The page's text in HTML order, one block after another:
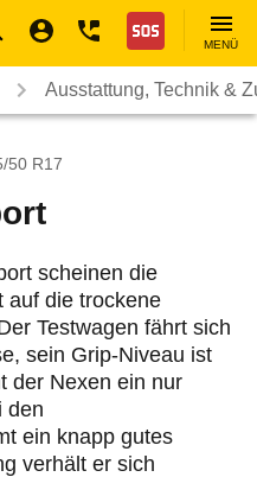
Nothilfe
MENÜ
Ausstattung, Technik &
50 R17
scheinen die
auf die trockene
Testwagen fährt sich
sein Grip-Niveau ist
der Nexen ein nur
den
ein knapp gutes
verhält er sich